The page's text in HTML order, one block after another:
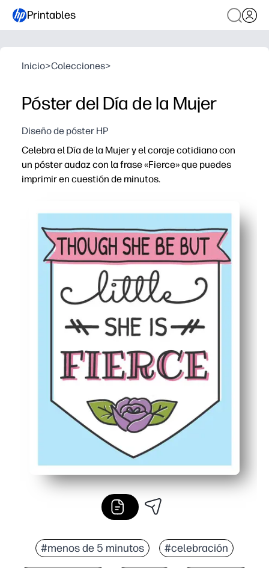
Printables
Inicio>Colecciones>
Póster del Día de la Mujer
Diseño de póster HP
Celebra el Día de la Mujer y el coraje cotidiano con
un póster audaz con la frase «Fierce» que puedes
imprimir en cuestión de minutos.
Provoca conversaciones significativas: un mensaje
Versátil desde el aula hasta el hogar: póngala en
Diseño fácil de imprimir: la tipografía limpia queda
#menos de 5 minutos #celebración